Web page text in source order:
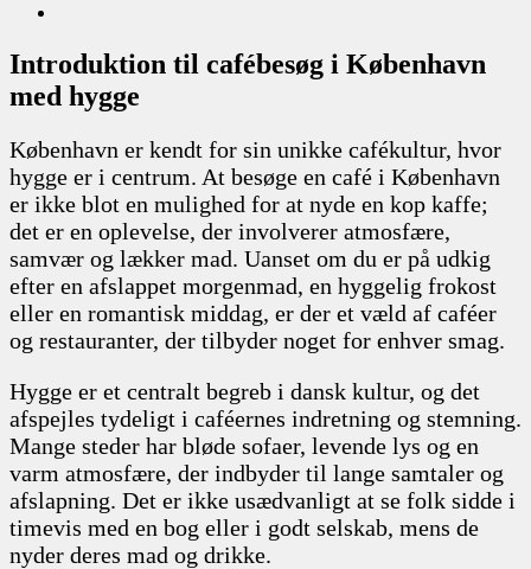
Introduktion til cafébesøg i København
med hygge
København er kendt for sin unikke cafékultur, hvor
hygge er i centrum. At besøge en café i København
er ikke blot en mulighed for at nyde en kop kaffe;
det er en oplevelse, der involverer atmosfære,
samvær og lækker mad. Uanset om du er på udkig
efter en afslappet morgenmad, en hyggelig frokost
eller en romantisk middag, er der et væld af caféer
og restauranter, der tilbyder noget for enhver smag.
Hygge er et centralt begreb i dansk kultur, og det
afspejles tydeligt i caféernes indretning og stemning.
Mange steder har bløde sofaer, levende lys og en
varm atmosfære, der indbyder til lange samtaler og
afslapning. Det er ikke usædvanligt at se folk sidde i
timevis med en bog eller i godt selskab, mens de
nyder deres mad og drikke.